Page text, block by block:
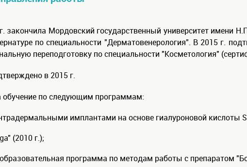
закончила Мордовский государственный университет имени
по специальности "Дерматовенерология". В 2015 г.
переподготовку по специальности "Косметология"
в 2015 г.
по следующим программам:
имплантами на основе гиалуроновой кислоты
(2010 г.);
программа по методам работы с препаратом